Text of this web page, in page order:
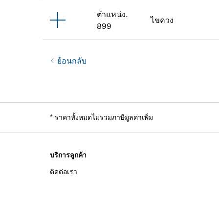
ตำแหน่ง.
899
ไขควง
ย้อนกลับ
* ราคาทั้งหมดไม่รวมภาษีมูลค่าเพิ่ม
บริการลูกค้า
ติดต่อเรา